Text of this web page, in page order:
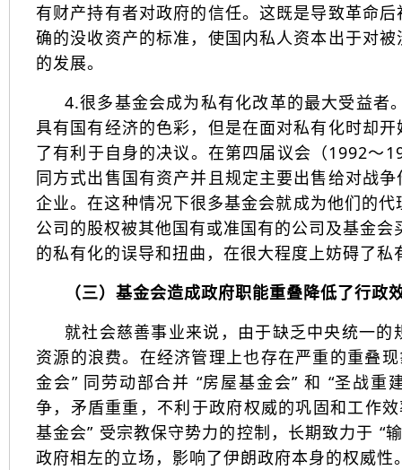
有财产持有者对政府的信任。这既是导致革命
确的没收资产的标准，使国内私人资本出于对
的发展。
4.很多基金会成为私有化改革的最大受益者
具有国有经济的色彩，但是在面对私有化时却
了有利于自身的决议。在第四届议会（1992～
同方式出售国有资产并且规定主要出售给对战
企业。在这种情况下很多基金会就成为他们的代
公司的股权被其他国有或准国有的公司及基金
的私有化的误导和扭曲，在很大程度上妨碍了
（三）基金会造成政府职能重叠降低了行政
就社会慈善事业来说，由于缺乏中央统一
资源的浪费。在经济管理上也存在严重的重叠
金会” 同劳动部合并 “房屋基金会” 和 “圣战
争，矛盾重重，不利于政府权威的巩固和工
基金会” 受宗教保守势力的控制，长期致力于 “
政府相左的立场，影响了伊朗政府本身的权威性